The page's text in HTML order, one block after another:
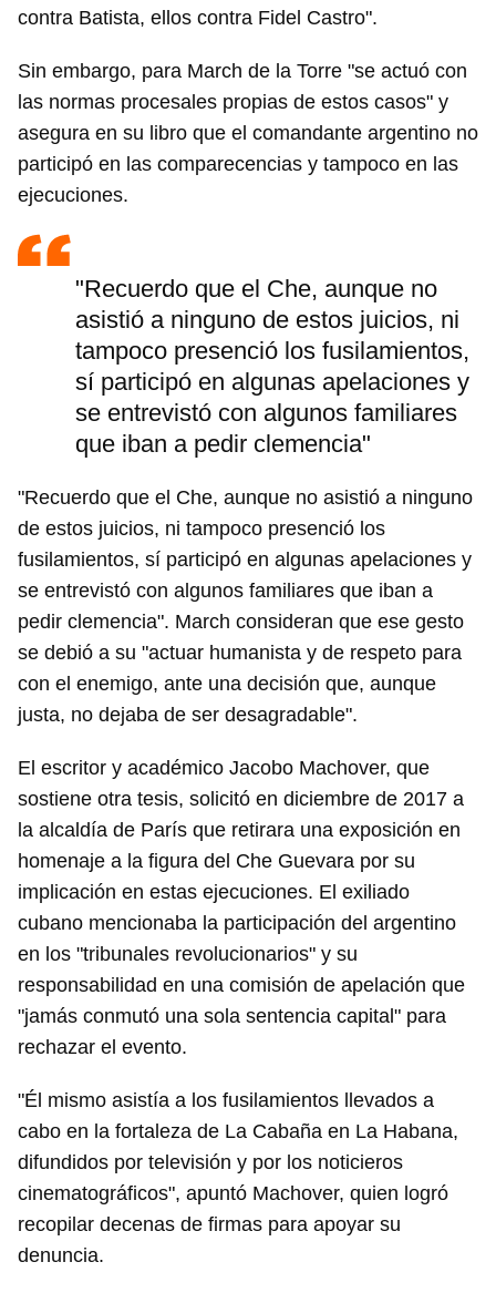
Guardar como favorito
Para poder guardar como favorito, primero has de
iniciar sesión con tu cuenta de 14ymedio.
contra Batista, ellos contra Fidel Castro".
Sin embargo, para March de la Torre "se actuó con
las normas procesales propias de estos casos" y
asegura en su libro que el comandante argentino no
participó en las comparecencias y tampoco en las
ejecuciones.
"Recuerdo que el Che, aunque no
asistió a ninguno de estos juicios, ni
tampoco presenció los fusilamientos,
sí participó en algunas apelaciones y
se entrevistó con algunos familiares
que iban a pedir clemencia"
"Recuerdo que el Che, aunque no asistió a ninguno
de estos juicios, ni tampoco presenció los
fusilamientos, sí participó en algunas apelaciones y
se entrevistó con algunos familiares que iban a
pedir clemencia". March consideran que ese gesto
se debió a su "actuar humanista y de respeto para
con el enemigo, ante una decisión que, aunque
justa, no dejaba de ser desagradable".
El escritor y académico Jacobo Machover, que
sostiene otra tesis, solicitó en diciembre de 2017 a
la alcaldía de París que retirara una exposición en
homenaje a la figura del Che Guevara por su
implicación en estas ejecuciones. El exiliado
cubano mencionaba la participación del argentino
en los "tribunales revolucionarios" y su
responsabilidad en una comisión de apelación que
"jamás conmutó una sola sentencia capital" para
rechazar el evento.
"Él mismo asistía a los fusilamientos llevados a
cabo en la fortaleza de La Cabaña en La Habana,
difundidos por televisión y por los noticieros
cinematográficos", apuntó Machover, quien logró
recopilar decenas de firmas para apoyar su
denuncia.